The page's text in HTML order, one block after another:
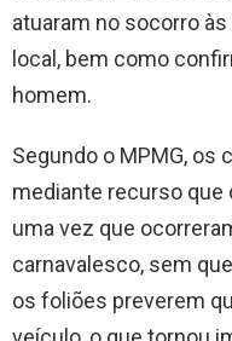
atuaram no socorro
local, bem como
homem.
Segundo o MPMG,
mediante recurso
uma vez que
carnavalesco, sem
os foliões preverem